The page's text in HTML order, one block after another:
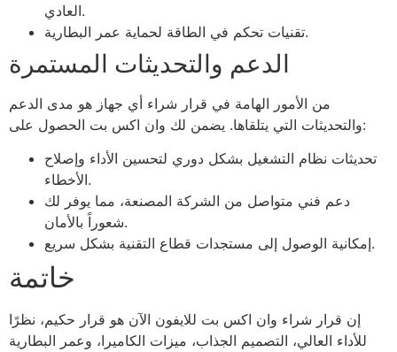
العادي.
تقنيات تحكم في الطاقة لحماية عمر البطارية.
الدعم والتحديثات المستمرة
من الأمور الهامة في قرار شراء أي جهاز هو مدى الدعم
والتحديثات التي يتلقاها. يضمن لك وان اكس بت الحصول على:
تحديثات نظام التشغيل بشكل دوري لتحسين الأداء وإصلاح
الأخطاء.
دعم فني متواصل من الشركة المصنعة، مما يوفر لك
شعوراً بالأمان.
إمكانية الوصول إلى مستجدات قطاع التقنية بشكل سريع.
خاتمة
إن قرار شراء وان اكس بت للايفون الآن هو قرار حكيم، نظرًا
للأداء العالي، التصميم الجذاب، ميزات الكاميرا، وعمر البطارية